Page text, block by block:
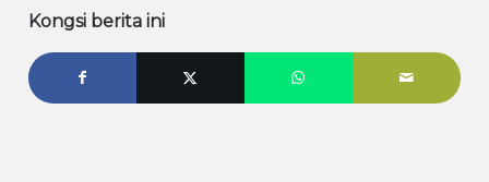
Kongsi berita ini